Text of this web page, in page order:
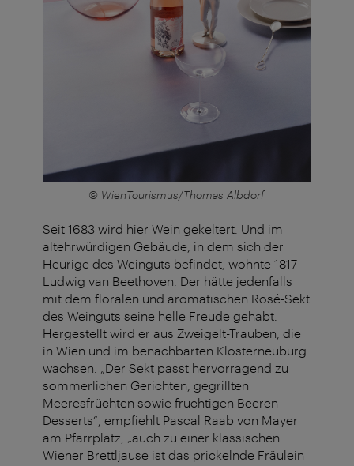
© WienTourismus/Thomas Albdorf
Seit 1683 wird hier Wein gekeltert. Und im
altehrwürdigen Gebäude, in dem sich der
Heurige des Weinguts befindet, wohnte 1817
Ludwig van Beethoven. Der hätte jedenfalls
mit dem floralen und aromatischen Rosé-Sekt
des Weinguts seine helle Freude gehabt.
Hergestellt wird er aus Zweigelt-Trauben, die
in Wien und im benachbarten Klosterneuburg
wachsen. „Der Sekt passt hervorragend zu
sommerlichen Gerichten, gegrillten
Meeresfrüchten sowie fruchtigen Beeren-
Desserts“, empfiehlt Pascal Raab von Mayer
am Pfarrplatz, „auch zu einer klassischen
Wiener Brettljause ist das prickelnde Fräulein